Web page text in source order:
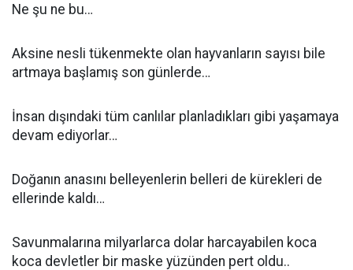
Ne şu ne bu…
Aksine nesli tükenmekte olan hayvanların sayısı bile
artmaya başlamış son günlerde…
İnsan dışındaki tüm canlılar planladıkları gibi yaşamaya
devam ediyorlar…
Doğanın anasını belleyenlerin belleri de kürekleri de
ellerinde kaldı…
Savunmalarına milyarlarca dolar harcayabilen koca
koca devletler bir maske yüzünden pert oldu..